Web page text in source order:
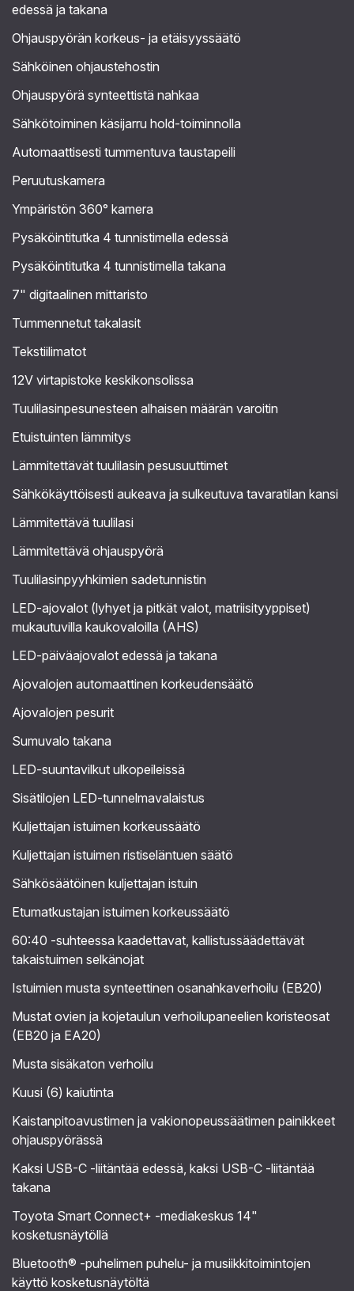
edessä ja takana
Ohjauspyörän korkeus- ja etäisyyssäätö
Sähköinen ohjaustehostin
Ohjauspyörä synteettistä nahkaa
Sähkötoiminen käsijarru hold-toiminnolla
Automaattisesti tummentuva taustapeili
Peruutuskamera
Ympäristön 360° kamera
Pysäköintitutka 4 tunnistimella edessä
Pysäköintitutka 4 tunnistimella takana
7" digitaalinen mittaristo
Tummennetut takalasit
Tekstiilimatot
12V virtapistoke keskikonsolissa
Tuulilasinpesunesteen alhaisen määrän varoitin
Etuistuinten lämmitys
Lämmitettävät tuulilasin pesusuuttimet
Sähkökäyttöisesti aukeava ja sulkeutuva tavaratilan kansi
Lämmitettävä tuulilasi
Lämmitettävä ohjauspyörä
Tuulilasinpyyhkimien sadetunnistin
LED-ajovalot (lyhyet ja pitkät valot, matriisityyppiset)
mukautuvilla kaukovaloilla (AHS)
LED-päiväajovalot edessä ja takana
Ajovalojen automaattinen korkeudensäätö
Ajovalojen pesurit
Sumuvalo takana
LED-suuntavilkut ulkopeileissä
Sisätilojen LED-tunnelmavalaistus
Kuljettajan istuimen korkeussäätö
Kuljettajan istuimen ristiseläntuen säätö
Sähkösäätöinen kuljettajan istuin
Etumatkustajan istuimen korkeussäätö
60:40 -suhteessa kaadettavat, kallistussäädettävät
takaistuimen selkänojat
Istuimien musta synteettinen osanahkaverhoilu (EB20)
Mustat ovien ja kojetaulun verhoilupaneelien koristeosat
(EB20 ja EA20)
Musta sisäkaton verhoilu
Kuusi (6) kaiutinta
Kaistanpitoavustimen ja vakionopeussäätimen painikkeet
ohjauspyörässä
Kaksi USB-C -liitäntää edessä, kaksi USB-C -liitäntää
takana
Toyota Smart Connect+ -mediakeskus 14"
kosketusnäytöllä
Bluetooth® -puhelimen puhelu- ja musiikkitoimintojen
käyttö kosketusnäytöltä